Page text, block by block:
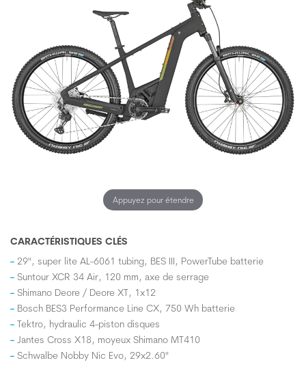
Appuyez pour étendre
CARACTÉRISTIQUES CLÉS
29", super lite AL-6061 tubing, BES III, PowerTube batterie
Suntour XCR 34 Air, 120 mm, axe de serrage
Shimano Deore / Deore XT, 1x12
Bosch BES3 Performance Line CX, 750 Wh batterie
Tektro, hydraulic 4-piston disques
Jantes Cross X18, moyeux Shimano MT410
Schwalbe Nobby Nic Evo, 29x2.60"